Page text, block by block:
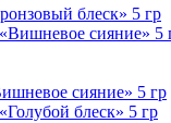
блеск» 5 гр
сияние» 5 гр